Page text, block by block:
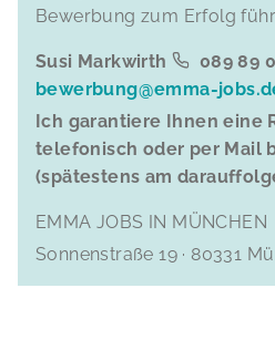
Bewerbung zum Erfolg
Susi Markwirth
089 89
bewerbung@emma-
Ich garantiere Ihnen eine
telefonisch oder per Mail
(spätestens am
EMMA JOBS IN MÜNCHEN
Sonnenstraße 19 · 80331